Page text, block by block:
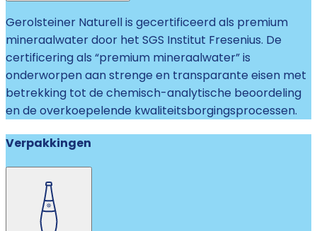
Gerolsteiner Naturell is gecertificeerd als premium
mineraalwater door het SGS Institut Fresenius. De
certificering als “premium mineraalwater” is
onderworpen aan strenge en transparante eisen met
betrekking tot de chemisch-analytische beoordeling
en de overkoepelende kwaliteitsborgingsprocessen.
Verpakkingen